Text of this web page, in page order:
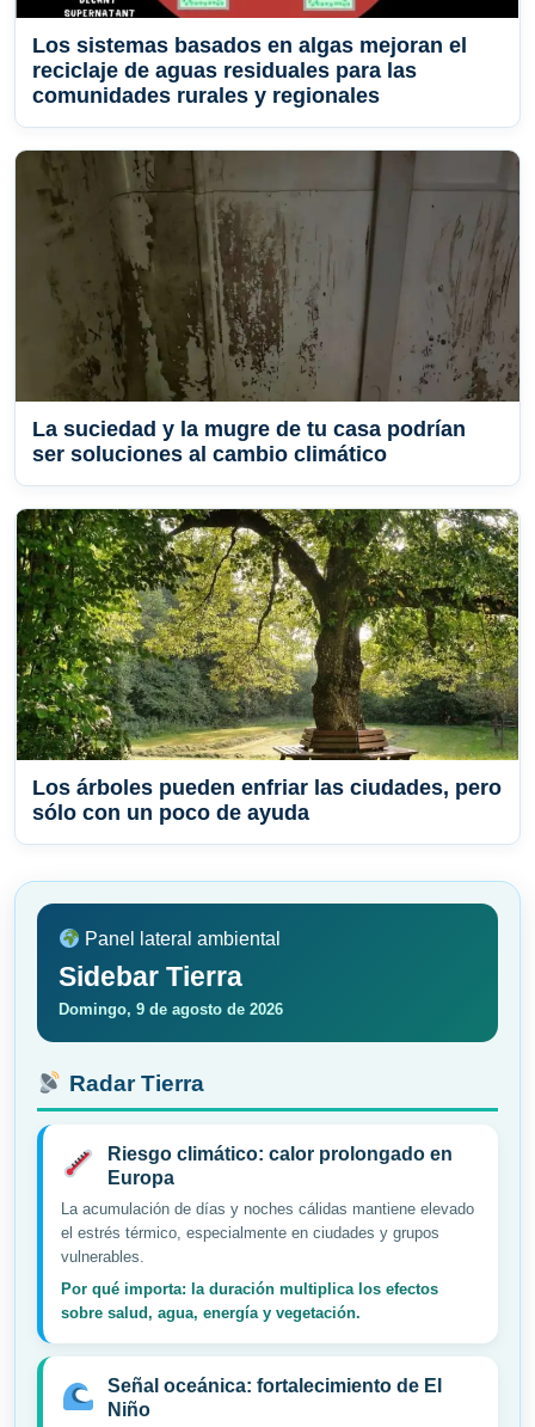
Los sistemas basados ​​en algas mejoran el
reciclaje de aguas residuales para las
comunidades rurales y regionales
La suciedad y la mugre de tu casa podrían
ser soluciones al cambio climático
Los árboles pueden enfriar las ciudades, pero
sólo con un poco de ayuda
Panel lateral ambiental
Sidebar Tierra
Domingo, 9 de agosto de 2026
Radar Tierra
Riesgo climático: calor prolongado en
Europa
La acumulación de días y noches cálidas mantiene elevado
el estrés térmico, especialmente en ciudades y grupos
vulnerables.
Por qué importa: la duración multiplica los efectos
sobre salud, agua, energía y vegetación.
Señal oceánica: fortalecimiento de El
Niño